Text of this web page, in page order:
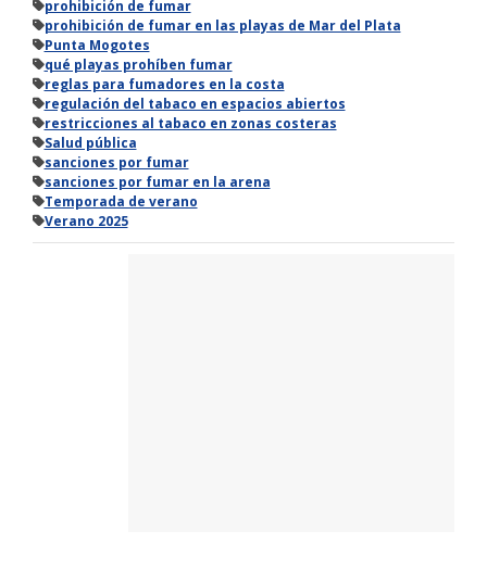
prohibición de fumar
prohibición de fumar en las playas de Mar del Plata
Punta Mogotes
qué playas prohíben fumar
reglas para fumadores en la costa
regulación del tabaco en espacios abiertos
restricciones al tabaco en zonas costeras
Salud pública
sanciones por fumar
sanciones por fumar en la arena
Temporada de verano
Verano 2025